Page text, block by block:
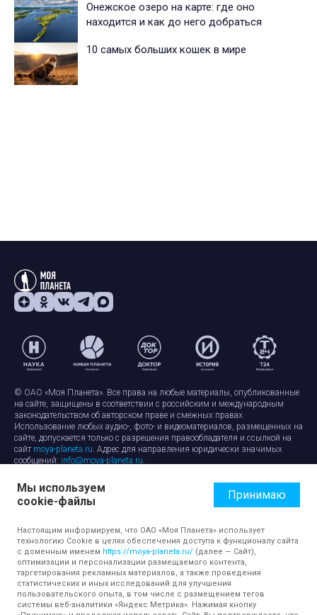
Онежское озеро на карте: где оно
находится и как до него добраться
10 самых больших кошек в мире
© ОАО «Моя Планета». Все права на любые материалы, опубликованные
на сайте, защищены в соответствии с российским и международным
законодательством об авторском праве и смежных правах.
Использование любых аудио-, фото- и видеоматериалов, размещенных на
сайте, допускается только с разрешения правообладателя и ссылкой на
сайт moya-planeta.ru. Адрес для направления юридически значимых
сообщений: info@moya-planeta.ru.
Правила сайтаРабота с cookie-файлами
Защита персональных данных
Обработка персональных данных
Мы используем
cookie-файлы
Принимаю
Настоящим информируем, что ОАО «Моя Планета» использует
технологию Cookie в целях обеспечения доступа к функционалу сайта
с доменным именем https://moya-planeta.ru/ (далее — Сайт),
оптимизации и персонализации размещаемого контента,
таргетирования рекламных материалов, а также проведения
статистических и иных исследований для улучшения
пользовательского опыта, в том числе с размещением тегов
системы веб-аналитики «Яндекс Метрика». Нажимая кнопку